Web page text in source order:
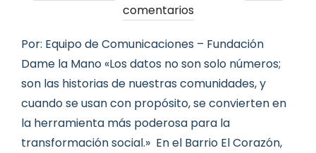
el
comentarios
Por: Equipo de Comunicaciones – Fundación
Dame la Mano «Los datos no son solo números;
son las historias de nuestras comunidades, y
cuando se usan con propósito, se convierten en
la herramienta más poderosa para la
transformación social.» En el Barrio El Corazón,